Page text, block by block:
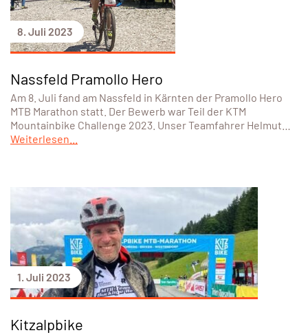
8. Juli 2023
Nassfeld Pramollo Hero
Am 8. Juli fand am Nassfeld in Kärnten der Pramollo Hero
MTB Marathon statt. Der Bewerb war Teil der KTM
Mountainbike Challenge 2023. Unser Teamfahrer Helmut…
Weiterlesen...
1. Juli 2023
Kitzalpbike